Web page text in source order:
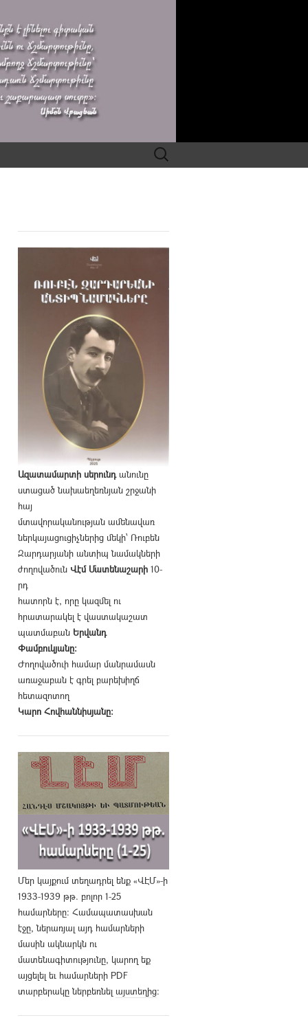
Search
for:
Ազատամարտի սերունդանունը
ստացած նախաեղեռնյան շրջանի
հայ
մտավորականության ամենավառ
ներկայացուցիչներից մեկի՝ Ռուբեն
Զարդարյանի անտիպ նամակների
ժողովածուն Վէմ Մատենաշարի 10-
րդ
հատորն է, որը կազմել ու
հրատարակել է վաստակաշատ
պատմաբան Երվանդ
Փամբուկյանը։
Ժողովածուի համար մանրամասն
առաջաբան է գրել բարեխիղճ
հետազոտող
Կարո Հովհաննիսյանը։
Մեր կայքում տեղադրել ենք «ՎԷՄ»-ի
1933-1939 թթ. բոլոր 1-25
համարները։ Համապատասխան
էջը, ներառյալ այդ համարների
մասին ակնարկն ու
մատենագիտությունը, կարող եք
այցելել եւ համարների PDF
տարբերակը ներբեռնել այստեղից։